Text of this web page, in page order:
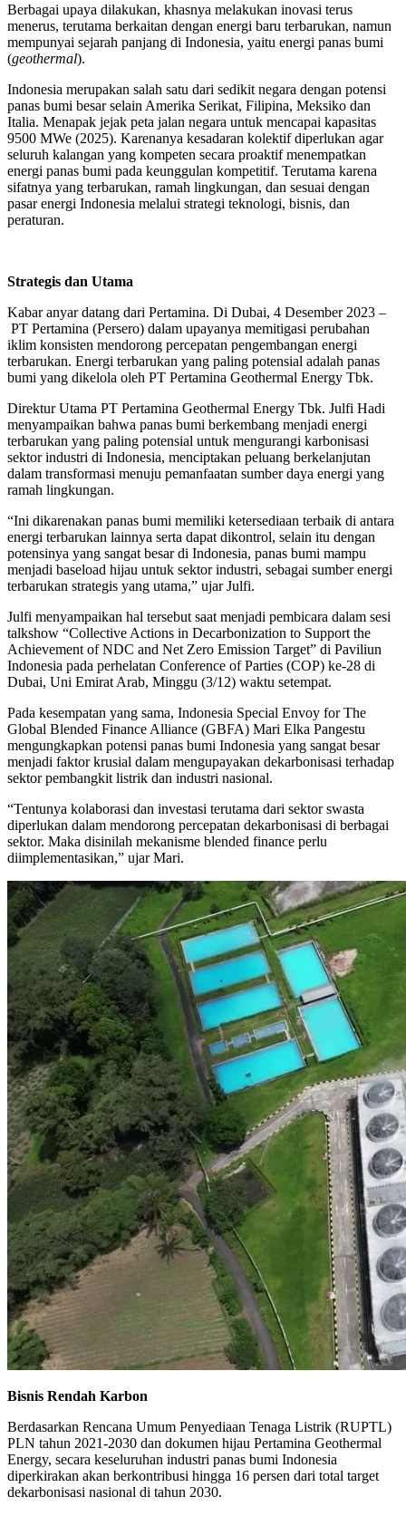
Berbagai upaya dilakukan, khasnya melakukan inovasi terus
menerus, terutama berkaitan dengan energi baru terbarukan, namun
mempunyai sejarah panjang di Indonesia, yaitu energi panas bumi
(geothermal).
Indonesia merupakan salah satu dari sedikit negara dengan potensi
panas bumi besar selain Amerika Serikat, Filipina, Meksiko dan
Italia. Menapak jejak peta jalan negara untuk mencapai kapasitas
9500 MWe (2025). Karenanya kesadaran kolektif diperlukan agar
seluruh kalangan yang kompeten secara proaktif menempatkan
energi panas bumi pada keunggulan kompetitif. Terutama karena
sifatnya yang terbarukan, ramah lingkungan, dan sesuai dengan
pasar energi Indonesia melalui strategi teknologi, bisnis, dan
peraturan.
Strategis dan Utama
Kabar anyar datang dari Pertamina. Di Dubai, 4 Desember 2023 –
PT Pertamina (Persero) dalam upayanya memitigasi perubahan
iklim konsisten mendorong percepatan pengembangan energi
terbarukan. Energi terbarukan yang paling potensial adalah panas
bumi yang dikelola oleh PT Pertamina Geothermal Energy Tbk.
Direktur Utama PT Pertamina Geothermal Energy Tbk. Julfi Hadi
menyampaikan bahwa panas bumi berkembang menjadi energi
terbarukan yang paling potensial untuk mengurangi karbonisasi
sektor industri di Indonesia, menciptakan peluang berkelanjutan
dalam transformasi menuju pemanfaatan sumber daya energi yang
ramah lingkungan.
“Ini dikarenakan panas bumi memiliki ketersediaan terbaik di antara
energi terbarukan lainnya serta dapat dikontrol, selain itu dengan
potensinya yang sangat besar di Indonesia, panas bumi mampu
menjadi baseload hijau untuk sektor industri, sebagai sumber energi
terbarukan strategis yang utama,” ujar Julfi.
Julfi menyampaikan hal tersebut saat menjadi pembicara dalam sesi
talkshow “Collective Actions in Decarbonization to Support the
Achievement of NDC and Net Zero Emission Target” di Paviliun
Indonesia pada perhelatan Conference of Parties (COP) ke-28 di
Dubai, Uni Emirat Arab, Minggu (3/12) waktu setempat.
Pada kesempatan yang sama, Indonesia Special Envoy for The
Global Blended Finance Alliance (GBFA) Mari Elka Pangestu
mengungkapkan potensi panas bumi Indonesia yang sangat besar
menjadi faktor krusial dalam mengupayakan dekarbonisasi terhadap
sektor pembangkit listrik dan industri nasional.
“Tentunya kolaborasi dan investasi terutama dari sektor swasta
diperlukan dalam mendorong percepatan dekarbonisasi di berbagai
sektor. Maka disinilah mekanisme blended finance perlu
diimplementasikan,” ujar Mari.
Bisnis Rendah Karbon
Berdasarkan Rencana Umum Penyediaan Tenaga Listrik (RUPTL)
PLN tahun 2021-2030 dan dokumen hijau Pertamina Geothermal
Energy, secara keseluruhan industri panas bumi Indonesia
diperkirakan akan berkontribusi hingga 16 persen dari total target
dekarbonisasi nasional di tahun 2030.